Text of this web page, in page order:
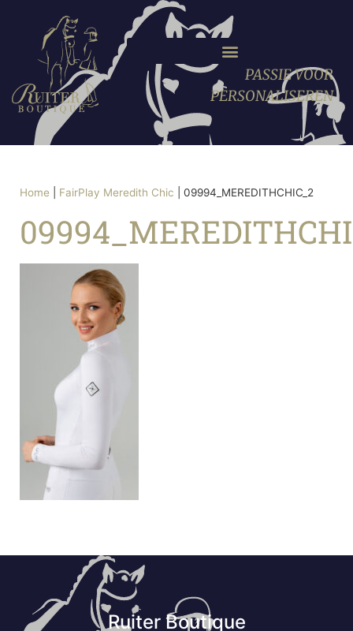
PASSIE VOOR
PERSONALISEREN
Home FairPlay Meredith Chic 09994_MEREDITHCHIC_2
Ruiter Boutique